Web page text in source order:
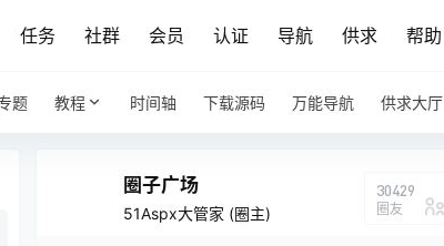
任务 社群 会员 认证 导航 供求 帮助
题 教程 时间轴 下载源码 万能导航 供求大厅
圈子广场
51Aspx大管家 (圈主)
30429
圈友